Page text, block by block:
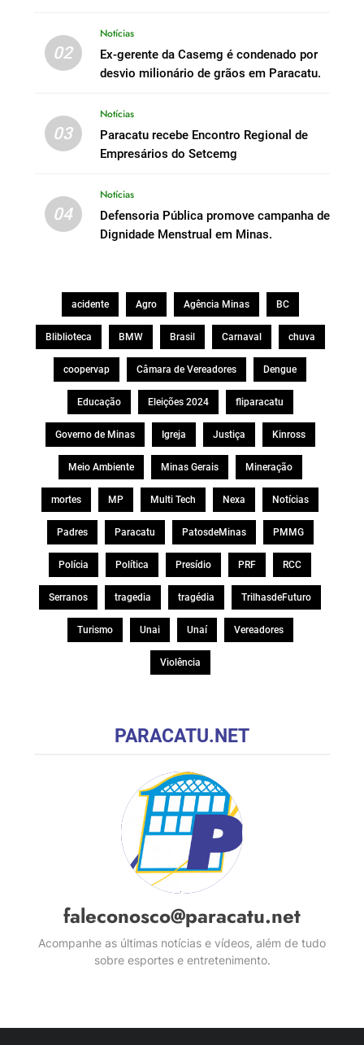
02
Notícias
Ex-gerente da Casemg é condenado por
desvio milionário de grãos em Paracatu.
03
Notícias
Paracatu recebe Encontro Regional de
Empresários do Setcemg
04
Notícias
Defensoria Pública promove campanha de
Dignidade Menstrual em Minas.
acidente Agro Agência Minas BC
Bliblioteca BMW Brasil Carnaval chuva
coopervap Câmara de Vereadores Dengue
Educação Eleições 2024 fliparacatu
Governo de Minas Igreja Justiça Kinross
Meio Ambiente Minas Gerais Mineração
mortes MP Multi Tech Nexa Notícias
Padres Paracatu PatosdeMinas PMMG
Polícia Política Presídio PRF RCC
Serranos tragedia tragédia TrilhasdeFuturo
Turismo Unai Unaí Vereadores
Violência
PARACATU.NET
faleconosco@paracatu.net
Acompanhe as últimas notícias e vídeos, além de tudo
sobre esportes e entretenimento.